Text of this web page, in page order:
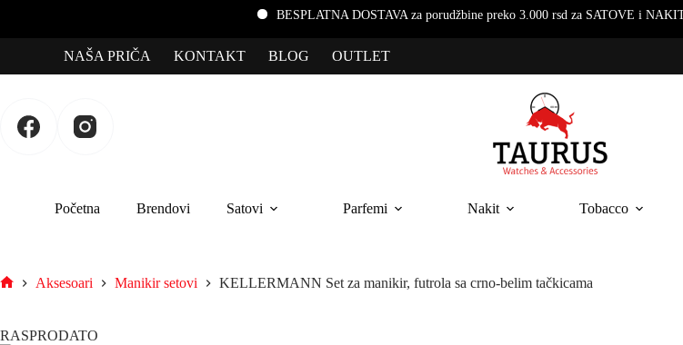
BESPLATNA DOSTAVA za porudžbine preko 3.000 rsd za SATOVE i NAKIT
NAŠA PRIČA KONTAKT BLOG OUTLET
Početna Brendovi Satovi Parfemi Nakit Tobacco
Aksesoari Manikir setovi KELLERMANN Set za manikir, futrola sa crno-belim tačkicama
RASPRODATO